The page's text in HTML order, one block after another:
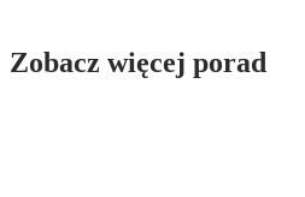
Zobacz więcej porad